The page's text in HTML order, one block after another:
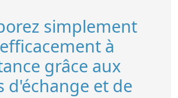
simplement
à
grâce aux
d'échange et de